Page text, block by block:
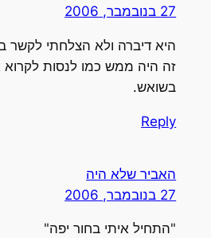
27 בנובמבר, 2006
היא דיברה ולא הצלחתי לקשר
זה היה ממש כמו לנסות
בשואש.
Reply
האביר שלא היה
27 בנובמבר, 2006
"התחיל איתי בחור יפה"